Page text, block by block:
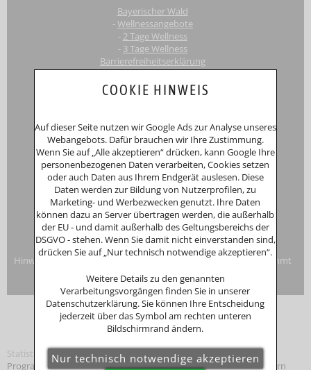
Bayerischer Wald
-Wellnessangebote
- 2 Tage Wellness
- 3 Tage Wellness
Barrierefreiheitserklärung
Registergericht: Amtsgericht Passau
InhaberinAnna Putz
Niederperlesreut 52
94157 Perlesreut
Tel. 0049 (0)8555/691
Fax: 0049 (0)8555/8856
Internet:www.putzwerbung.de
eMail:info@putzwerbung.de
USt-ID: DE 358297667
St.Nr.: 157/259/80938
Impressum & Datenschutz
Hinweise zur Verbraucherstreitbeilegung: Das Unternehmen nimmt
nicht an Streitbeilegungsverfahren vor einer
Verbraucherschlichtungsstelle teil.
Statistik
Programmierung: © Tourismus MarketingBayerischer Wald, Bayern
COOKIE HINWEIS
Auf dieser Seite nutzen wir Google Ads zur Analyse unseres
Webangebots. Dafür brauchen wir Ihre Zustimmung.
Wenn Sie auf „Alle akzeptieren“ drücken, kann Google Ihre
personenbezogenen Daten verarbeiten, Cookies setzen
oder auch Daten aus Ihrem Endgerät auslesen. Diese
Daten werden zur Bildung von Nutzerprofilen, zu
Marketing- und Werbezwecken genutzt. Ihre Daten
können dazu an Server übertragen werden, die außerhalb
der EU - und damit außerhalb des Geltungsbereichs der
DSGVO - stehen. Wenn Sie damit nicht einverstanden sind,
drücken Sie auf „Nur technisch notwendige akzeptieren“.
Weitere Details zu den genannten
Verarbeitungsvorgängen finden Sie in unserer
Datenschutzerklärung. Sie können Ihre Entscheidung
jederzeit über das Symbol am rechten unteren
Bildschirmrand ändern.